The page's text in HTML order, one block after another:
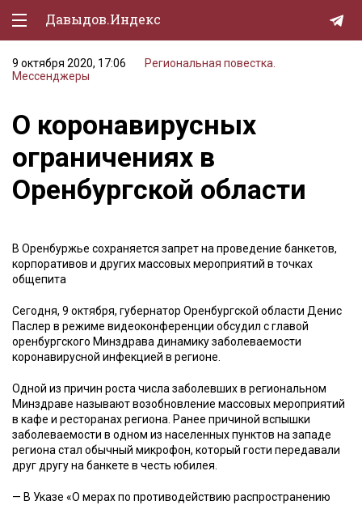
Давыдов.Индекс
Политическая жизнь
Природа
Образование
Спорт
Культура
Lifestyle
Мурзилка
9 октября 2020, 17:06
Региональная повестка.
Мессенджеры
О коронавирусных
ограничениях в
Оренбургской области
В Оренбуржье сохраняется запрет на проведение банкетов,
корпоративов и других массовых мероприятий в точках
общепита
Сегодня, 9 октября, губернатор Оренбургской области Денис
Паслер в режиме видеоконференции обсудил с главой
оренбургского Минздрава динамику заболеваемости
коронавирусной инфекцией в регионе.
Одной из причин роста числа заболевших в региональном
Минздраве называют возобновление массовых мероприятий
в кафе и ресторанах региона. Ранее причиной вспышки
заболеваемости в одном из населенных пунктов на западе
региона стал обычный микрофон, который гости передавали
друг другу на банкете в честь юбилея.
— В Указе «О мерах по противодействию распространению